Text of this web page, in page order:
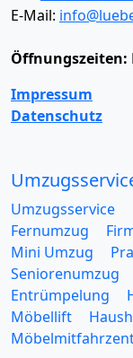
E-Mail:
Öffnungszeiten:
Impressum
Datenschutz
Umzugsservice
Fernumzug
Mini Umzug
Seniorenumzug
Entrümpelung
Möbellift